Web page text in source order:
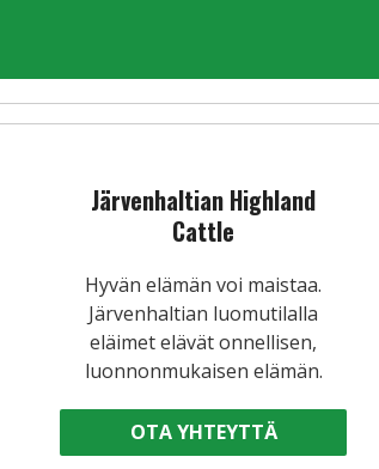
Järvenhaltian Highland
Cattle
Hyvän elämän voi maistaa.
Järvenhaltian luomutilalla
eläimet elävät onnellisen,
luonnonmukaisen elämän.
OTA YHTEYTTÄ